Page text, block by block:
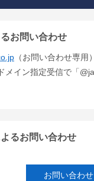
お問い合わせ
（お問い合わせ専用）
メイン指定受信で「
るお問い合わせ
お問い合わせ